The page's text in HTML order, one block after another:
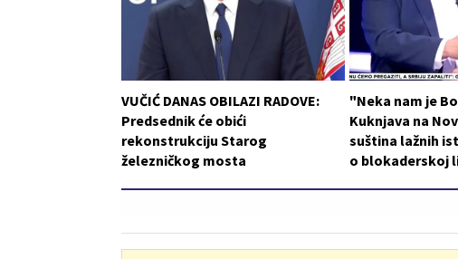
VUČIĆ DANAS OBILAZI RADOVE:
Predsednik će obići
rekonstrukciju Starog
železničkog mosta
"Neka nam je
Kuknjava na
suština lažnih
o blokaderskoj